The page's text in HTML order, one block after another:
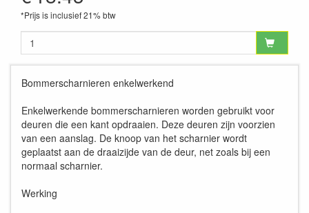
*Prijs is inclusief 21% btw
Bommerscharnieren enkelwerkend
Enkelwerkende bommerscharnieren worden gebruikt voor
deuren die een kant opdraaien. Deze deuren zijn voorzien
van een aanslag. De knoop van het scharnier wordt
geplaatst aan de draaizijde van de deur, net zoals bij een
normaal scharnier.
Werking